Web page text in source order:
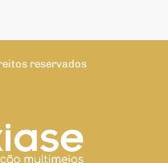
reservados